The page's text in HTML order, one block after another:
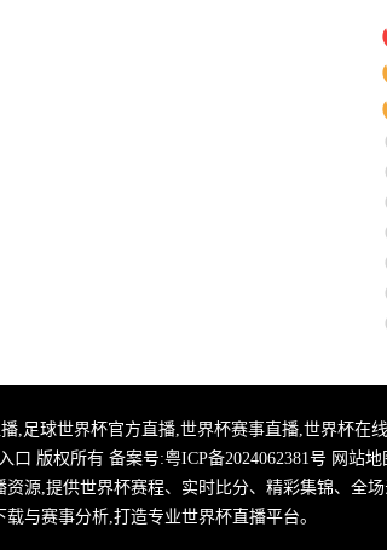
,足球世界杯官方直播,世界杯赛事直播,世界杯在
口 版权所有 备案号:粤ICP备2024062381号 网站地
源,提供世界杯赛程、实时比分、精彩集锦、全
载与赛事分析,打造专业世界杯直播平台。